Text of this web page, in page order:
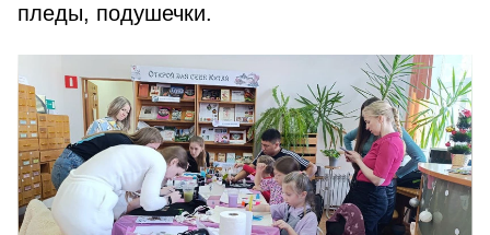
пледы, подушечки.